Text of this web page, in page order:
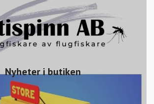
Nyheter i butiken